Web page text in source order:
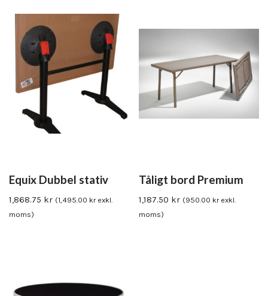
Equix Dubbel stativ
1,868.75 kr (1,495.00 krexkl.
moms)
Tåligt bord Premium
1,187.50 kr (950.00 krexkl.
moms)